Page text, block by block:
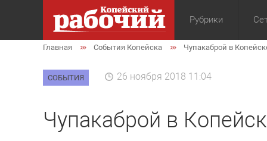
Рубрики
Общество
Главная События Копейска Чупакаброй в
СОБЫТИЯ 26 ноября 2018 11:04
Чупакаброй в